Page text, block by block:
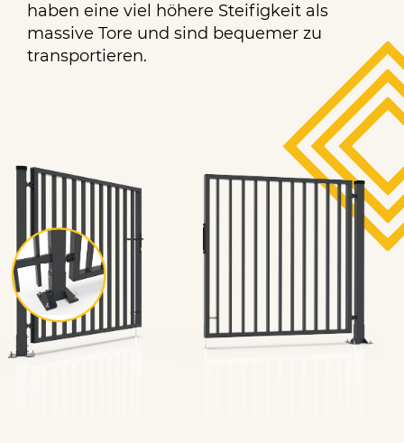
haben eine viel höhere Steifigkeit als
massive Tore und sind bequemer zu
transportieren.